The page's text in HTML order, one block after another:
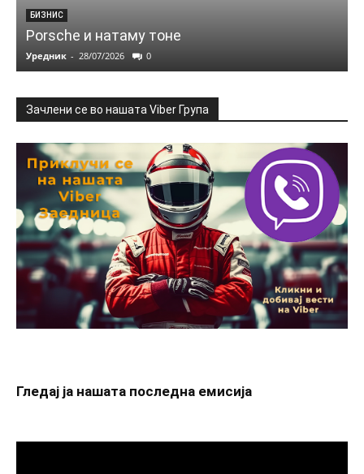
БИЗНИС
Porsche и натаму тоне
Уредник - 28/07/2026 0
Зачлени се во нашата Viber Група
Гледај ја нашата последна емисија